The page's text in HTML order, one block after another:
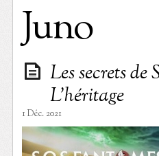
Juno
Les secrets de
L’héritage
1 Déc. 2021